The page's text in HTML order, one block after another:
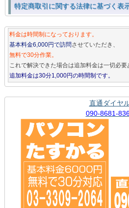
特定商取引に関する法律に基づく表
料金は時間制になっております。
基本料金6,000円で訪問させていただき、
無料で30分作業。
これで解決できた場合は追加料金は一切必要
追加料金は30分1,000円の時間制です。
直通ダイヤ
090-8681-